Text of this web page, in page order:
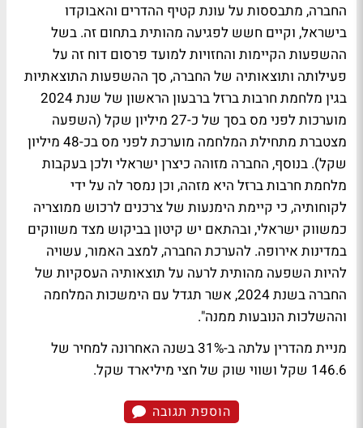
החברה, מתבססות על עונת קטיף ההדרים והאבוקדו
בישראל, וקיים חשש לפגיעה מהותית בתחום זה. בשל
ההשפעות הקיימות והחזויות למועד פרסום דוח זה על
פעילותה ותוצאותיה של החברה, סך ההשפעות התוצאתיות
בגין מלחמת חרבות ברזל ברבעון הראשון של שנת 2024
מוערכות לפני מס בסך של כ-27 מיליון שקל (השפעה
מצטברת מתחילת המלחמה מוערכת לפני מס בכ-48 מיליון
שקל). בנוסף, החברה מזוהה כיצרן ישראלי ולכן בעקבות
מלחמת חרבות ברזל היא מזהה, וכן נמסר לה על ידי
לקוחותיה, כי קיימת הימנעות של צרכנים לרכוש ממוצריה
כמשווק ישראלי, ובהתאם יש קיטון בביקוש מצד משווקים
במדינות אירופה. להערכת החברה, למצב האמור, עשויה
להיות השפעה מהותית לרעה על תוצאותיה העסקיות של
החברה בשנת 2024, אשר תגדל עם הימשכות המלחמה
וההשלכות הנובעות ממנה".
מניית מהדרין עלתה ב-31% בשנה האחרונה למחיר של
146.6 שקל ושווי שוק של חצי מיליארד שקל.
הוספת תגובה